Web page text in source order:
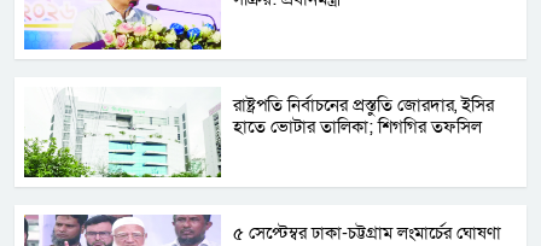
রাষ্ট্রপতি নির্বাচনের প্রস্তুতি জোরদার, ইসির
হাতে ভোটার তালিকা; শিগগির তফসিল
৫ সেপ্টেম্বর ঢাকা-চট্টগ্রাম লংমার্চের ঘোষণা